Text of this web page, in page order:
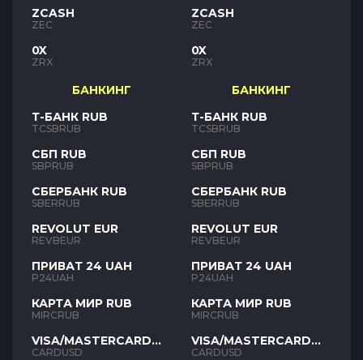
ZCASH
ZEC
0X
ZRX
БАНКИНГ
Т-БАНК RUB
TCSBRUB
СБП RUB
SBPRUB
СБЕРБАНК RUB
SBERRUB
REVOLUT EUR
REVBEUR
ПРИВАТ 24 UAH
P24UAH
КАРТА МИР RUB
MIRCRUB
VISA/MASTERCARD
USD
CARDUSD
ZCASH
ZEC
0X
ZRX
БАНКИНГ
Т-БАНК RUB
TCSBRUB
СБП RUB
SBPRUB
СБЕРБАНК RUB
SBERRUB
REVOLUT EUR
REVBEUR
ПРИВАТ 24 UAH
P24UAH
КАРТА МИР RUB
MIRCRUB
VISA/MASTERCARD
USD
CARDUSD